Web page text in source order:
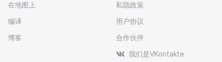
在地图上
编译
博客
私隐政策
用户协议
合作伙伴
我们是VKontakte